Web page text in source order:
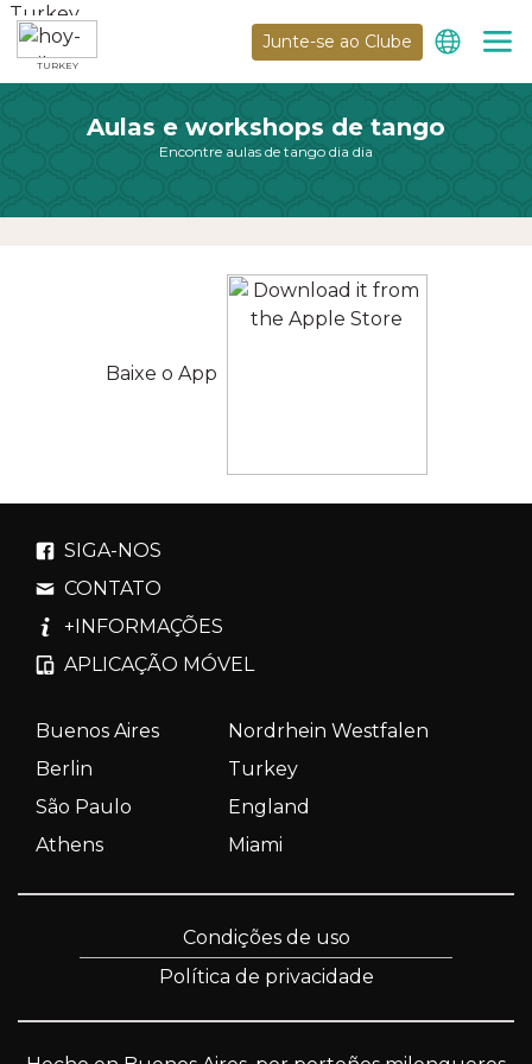
TURKEY
Junte-se ao Clube
Aulas e workshops de tango
Encontre aulas de tango dia dia
Baixe o App
SIGA-NOS
CONTATO
+INFORMAÇÕES
APLICAÇÃO MÓVEL
Buenos Aires
Nordrhein Westfalen
Berlin
Turkey
São Paulo
England
Athens
Miami
Condições de uso
Política de privacidade